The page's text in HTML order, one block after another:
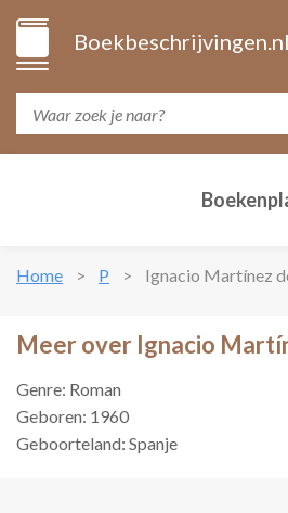
Boekbeschrijvingen.nl
Home P Ignacio Martínez
Meer over Ignacio
Genre: Roman
Geboren: 1960
Geboorteland: Spanje